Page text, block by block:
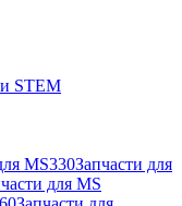
STEM
MS330Запчасти для
для MS